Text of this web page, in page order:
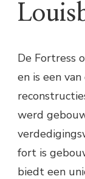
De Fortress
en is een
werd
fort is
biedt een